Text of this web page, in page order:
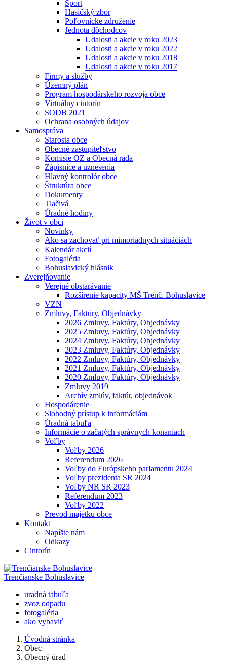
Šport
Hasičský zbor
Poľovnícke združenie
Jednota dôchodcov
Udalosti a akcie v roku 2023
Udalosti a akcie v roku 2022
Udalosti a akcie v roku 2018
Udalosti a akcie v roku 2017
Firmy a služby
Územný plán
Program hospodárskeho rozvoja obce
Virtuálny cintorín
SODB 2021
Ochrana osobných údajov
Samospráva
Starosta obce
Obecné zastupiteľstvo
Komisie OZ a Obecná rada
Zápisnice a uznesenia
Hlavný kontrolór obce
Štruktúra obce
Dokumenty
Tlačivá
Úradné hodiny
Život v obci
Novinky
Ako sa zachovať pri mimoriadnych situáciách
Kalendár akcií
Fotogaléria
Bohuslavický hlásnik
Zverejňovanie
Verejné obstarávanie
Rozšírenie kapacity MŠ Trenč. Bohuslavice
VZN
Zmluvy, Faktúry, Objednávky
2026 Zmluvy, Faktúry, Objednávky
2025 Zmluvy, Faktúry, Objednávky
2024 Zmluvy, Faktúry, Objednávky
2023 Zmluvy, Faktúry, Objednávky
2022 Zmluvy, Faktúry, Objednávky
2021 Zmluvy, Faktúry, Objednávky
2020 Zmluvy, Faktúry, Objednávky
Zmluvy 2019
Archív zmlúv, faktúr, objednávok
Hospodárenie
Slobodný prístup k informáciám
Úradná tabuľa
Informácie o začatých správnych konaniach
Voľby
Voľby 2026
Referendum 2026
Voľby do Európskeho parlamentu 2024
Voľby prezidenta SR 2024
Voľby NR SR 2023
Referendum 2023
Voľby 2022
Prevod majetku obce
Kontakt
Napíšte nám
Odkazy
Cintorín
Trenčianske Bohuslavice
uradná tabuľa
zvoz odpadu
fotogaléria
ako vybaviť
Úvodná stránka
Obec
Obecný úrad